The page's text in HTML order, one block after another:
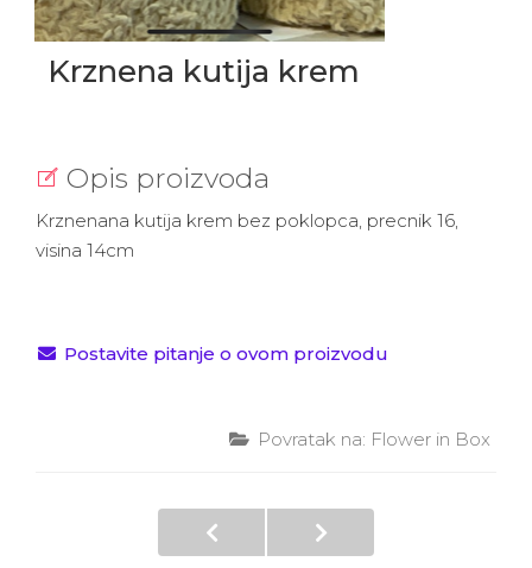
Krznena kutija krem
Opis proizvoda
Krznenana kutija krem bez poklopca, precnik 16,
visina 14cm
Postavite pitanje o ovom proizvodu
Povratak na: Flower in Box